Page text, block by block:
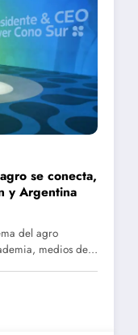
se conecta,
y Argentina
del agro
medios de…